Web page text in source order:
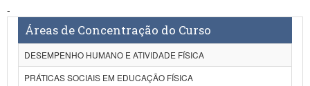
-
Áreas de Concentração do Curso
DESEMPENHO HUMANO E ATIVIDADE FÍSICA
PRÁTICAS SOCIAIS EM EDUCAÇÃO FÍSICA